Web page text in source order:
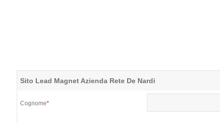
Sito Lead Magnet Azienda Rete De Nardi
Cognome*